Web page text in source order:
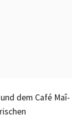
dem Café Maî­